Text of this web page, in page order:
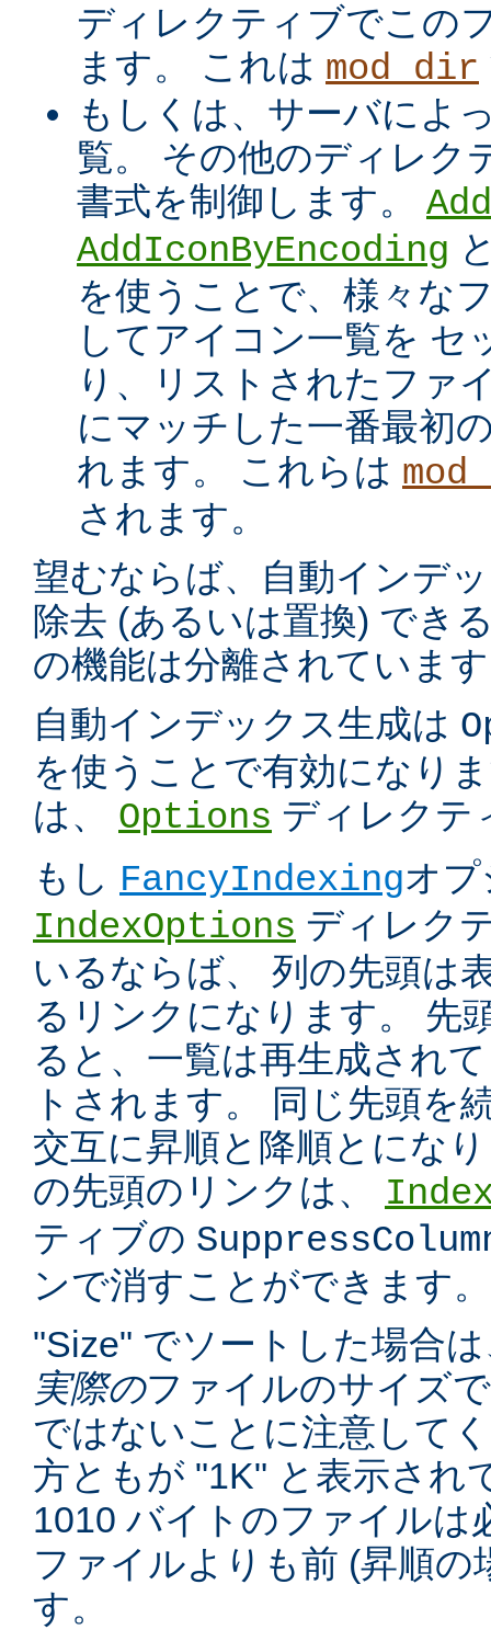
ディレクティブでこの
ます。 これは mod_dir
もしくは、サーバによ
覧。 その他のディレク
書式を制御します。
AddIconByEncoding
を使うことで、様々な
してアイコン一覧を セ
り、リストされたファ
にマッチした一番最初
れます。 これらは
されます。
望むならば、自動インデ
除去 (あるいは置換) でき
の機能は分離されていま
自動インデックス生成は
を使うことで有効になり
は、 Options ディレクテ
もし FancyIndexingオ
IndexOptions ディレク
いるならば、 列の先頭は
るリンクになります。 先
ると、一覧は再生成され
トされます。 同じ先頭を
交互に昇順と降順とにな
の先頭のリンクは、
ティブの
ンで消すことができます。
"Size" でソートした場合
実際のファイルのサイズ
ではないことに注意して
方ともが "1K" と表示され
1010 バイトのファイルは
ファイルよりも前 (昇順の
す。